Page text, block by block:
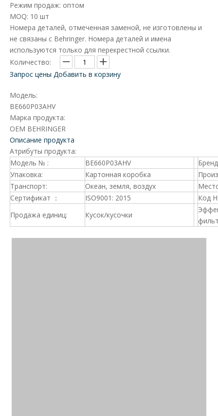
Режим продаж: оптом
MOQ: 10 шт
Номера деталей, отмеченная заменой, не изготовлены и
не связаны с Behringer. Номера деталей и имена
используются только для перекрестной ссылки.
Количество:
Запрос цены Добавить в корзину
Модель:
BE660P03AHV
Марка продукта:
OEM BEHRINGER
Описание продукта
Атрибуты продукта:
Модель № :
BE660P03AHV
Упаковка:
Картонная коробка
Транспорт:
Океан, земля, воздух
Сертификат ：
ISO9001: 2015
Код
Продажа единиц:
Кусок/кусочки